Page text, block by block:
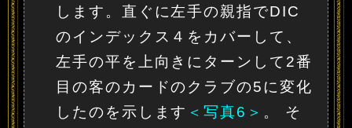
します。直ぐに左手の親指でDIC
のインデックス４をカバーして、
左手の平を上向きにターンして2番
目の客のカードのクラブの5に変化
したのを示します ＜写真6＞ 。 そ